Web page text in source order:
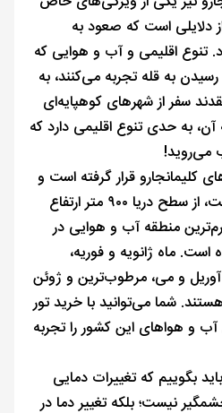
دلایلی است که صعود به
تنوع اقلیمی و آب و هوایی که
رسیدن به قله تجربه می‌کنند، به
سفر از شهرهای کوهپایه‌‌ای
آن، به حدی تنوع اقلیمی دارد که
می‌روید!
کلیمانجارو قرار گرفته است و
دروازه صعود به این قله است، از سطح دریا ۹۰۰ متر ارتفاع
منطقه آب و هوایی در
است. ماه ژانویه و فوریه،
و می، مرطوب‌ترین و ژوئن
شما می‌توانید با خرید تور
آب و هواهای این کشور را تجربه
بگوییم که تغییرات دمایی
نیست؛ بلکه تغییر دما در